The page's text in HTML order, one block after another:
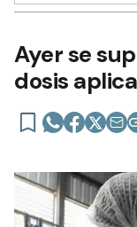
Ayer se
dosis